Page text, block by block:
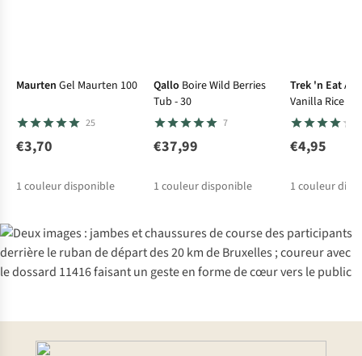
Maurten Gel Maurten 100
25
€3,70
1 couleur disponible
Qallo Boire Wild Berries
Tub - 30
7
€37,99
1 couleur disponible
Trek 'n Eat
Vanilla Rice
€4,95
1 couleur